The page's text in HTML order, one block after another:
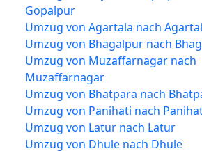
Gopalpur
Umzug von Agartala nach
Umzug von Bhagalpur nach
Umzug von Muzaffarnagar nach
Muzaffarnagar
Umzug von Bhatpara nach
Umzug von Panihati nach
Umzug von Latur nach Latur
Umzug von Dhule nach Dhule